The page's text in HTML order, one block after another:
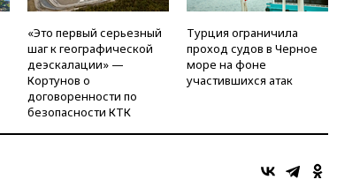
«Это первый серьезный
шаг к географической
деэскалации» —
Кортунов о
договоренности по
безопасности КТК
Турция ограничила
проход судов в Черное
море на фоне
участившихся атак